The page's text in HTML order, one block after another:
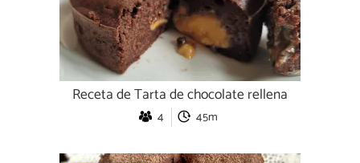
Receta de Tarta de chocolate rellena
4 45m